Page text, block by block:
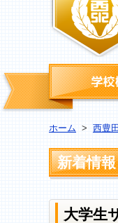
ホーム > 西豊
新着情報
大学生